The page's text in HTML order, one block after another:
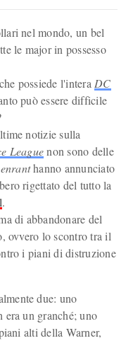
nel mondo, un bel
le major in possesso
possiede l'intera DC
può essere difficile
notizie sulla
Leaguenon sono delle
hanno annunciato
rigettato del tutto la
.
di abbandonare del
ovvero lo scontro tra il
i piani di distruzione
due: uno
era un granché; uno
alti della Warner,